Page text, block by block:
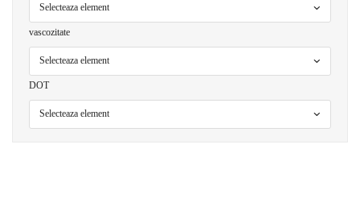
Selecteaza element
vascozitate
Selecteaza element
DOT
Selecteaza element